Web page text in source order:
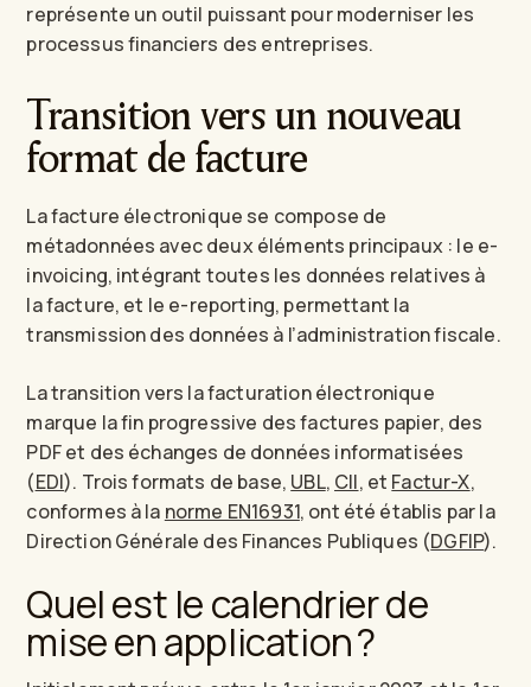
représente un outil puissant pour moderniser les
processus financiers des entreprises.
Transition vers un nouveau
format de facture
La facture électronique se compose de
métadonnées avec deux éléments principaux : le e-
invoicing, intégrant toutes les données relatives à
la facture, et le e-reporting, permettant la
transmission des données à l’administration fiscale.
La transition vers la facturation électronique
marque la fin progressive des factures papier, des
PDF et des échanges de données informatisées
(EDI). Trois formats de base, UBL, CII, et Factur-X,
conformes à la norme EN16931, ont été établis par la
Direction Générale des Finances Publiques (DGFIP).
Quel est le calendrier de
mise en application ?